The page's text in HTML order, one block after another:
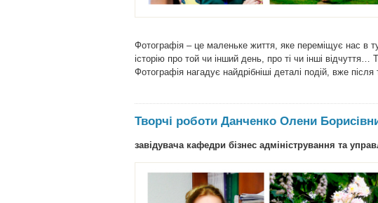
Фотографія – це маленьке життя, яке переміщує нас в
історію про той чи інший день, про ті чи інші
Фотографія нагадує найдрібніші деталі подій, вже
Творчі роботи Данченко Олени
завідувача кафедри бізнес адміністрування та